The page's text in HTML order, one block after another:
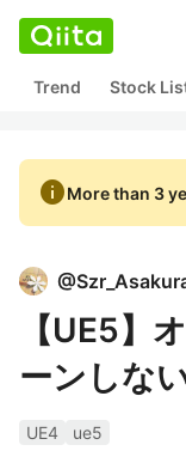
Trend Stock
infoMore than 3
@
【UE5】
ーンしな
UE4
ue5